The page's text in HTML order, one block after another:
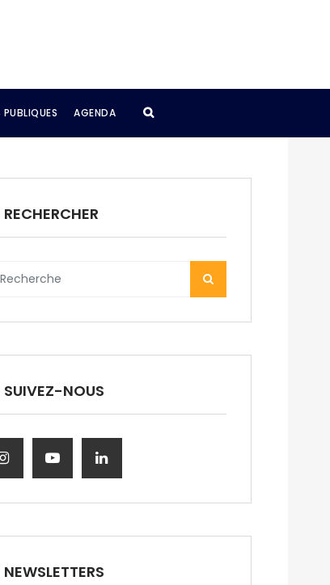
AGENDA
RECHERCHER
SUIVEZ-NOUS
NEWSLETTERS